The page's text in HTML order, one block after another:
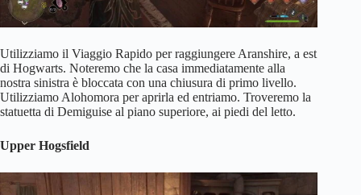
Utilizziamo il Viaggio Rapido per raggiungere Aranshire, a est
di Hogwarts. Noteremo che la casa immediatamente alla
nostra sinistra è bloccata con una chiusura di primo livello.
Utilizziamo Alohomora per aprirla ed entriamo. Troveremo la
statuetta di Demiguise al piano superiore, ai piedi del letto.
Upper Hogsfield